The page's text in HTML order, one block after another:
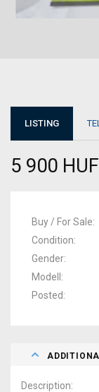
LISTING
5 900 HUF
Buy / For Sale
Condition
Gender
Modell
Posted
Description